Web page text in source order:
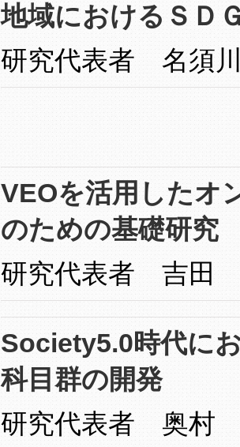
地域におけるＳＤ
研究代表者 名須
VEOを活用したオ
のための基礎研究
研究代表者 吉田
Society5.0時代に
科目群の開発
研究代表者 奥村